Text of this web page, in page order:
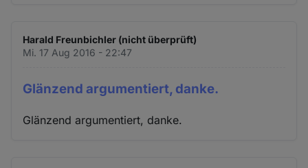
Harald Freunbichler (nicht überprüft)
Mi. 17 Aug 2016 - 22:47
Glänzend argumentiert, danke.
Glänzend argumentiert, danke.